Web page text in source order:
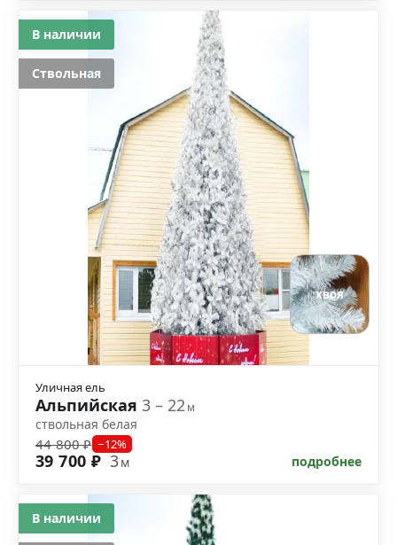
хвоя
Уличная ель
Альпийская 3 – 22м
ствольная белая
44 800 ₽ −12%
39 700 ₽ 3м подробнее
В наличии
Ствольная
В наличии